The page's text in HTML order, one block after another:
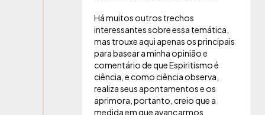
Há muitos outros trechos
interessantes sobre essa temática,
mas trouxe aqui apenas os principais
para basear a minha opinião e
comentário de que Espiritismo é
ciência, e como ciência observa,
realiza seus apontamentos e os
aprimora, portanto, creio que a
medida em que avançarmos